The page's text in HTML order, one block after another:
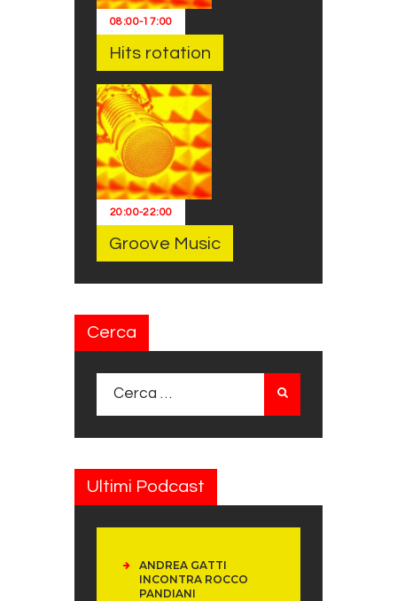
08:00-17:00
Hits rotation
20:00-22:00
Groove Music
Cerca
Ricerca per:
Ultimi Podcast
ANDREA GATTI
INCONTRA ROCCO
PANDIANI